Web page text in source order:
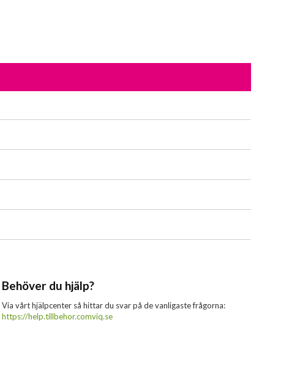
Behöver du hjälp?
Via vårt hjälpcenter så hittar du svar på de vanligaste frågorna:
https://help.tillbehor.comviq.se